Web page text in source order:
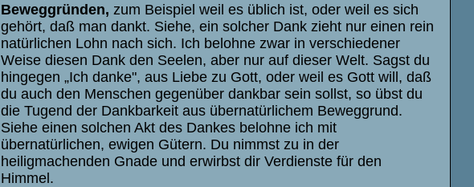
Beweggründen, zum Beispiel weil es üblich ist, oder weil es sich
gehört, daß man dankt. Siehe, ein solcher Dank zieht nur einen rein
natürlichen Lohn nach sich. Ich belohne zwar in verschiedener
Weise diesen Dank den Seelen, aber nur auf dieser Welt. Sagst du
hingegen „Ich danke", aus Liebe zu Gott, oder weil es Gott will, daß
du auch den Menschen gegenüber dankbar sein sollst, so übst du
die Tugend der Dankbarkeit aus übernatürlichem Beweggrund.
Siehe einen solchen Akt des Dankes belohne ich mit
übernatürlichen, ewigen Gütern. Du nimmst zu in der
heiligmachenden Gnade und erwirbst dir Verdienste für den
Himmel.